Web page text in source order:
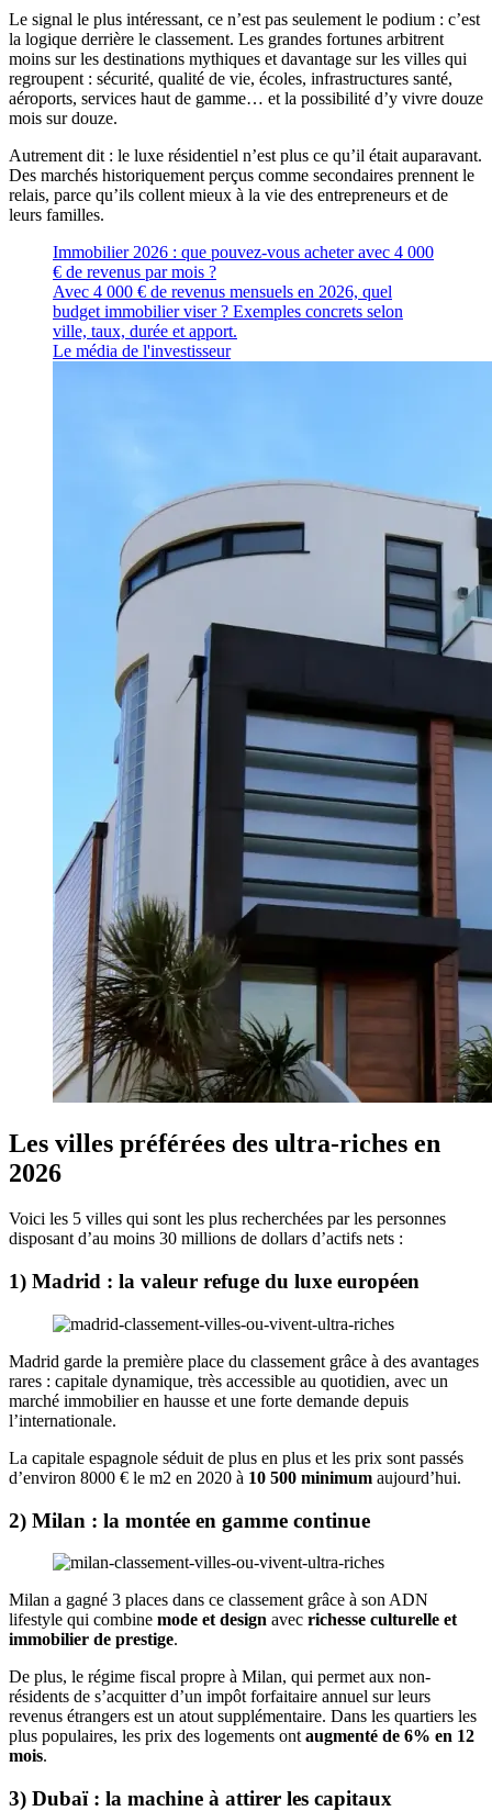
Le signal le plus intéressant, ce n’est pas seulement le podium : c’est
la logique derrière le classement. Les grandes fortunes arbitrent
moins sur les destinations mythiques et davantage sur les villes qui
regroupent : sécurité, qualité de vie, écoles, infrastructures santé,
aéroports, services haut de gamme… et la possibilité d’y vivre douze
mois sur douze.
Autrement dit : le luxe résidentiel n’est plus ce qu’il était auparavant.
Des marchés historiquement perçus comme secondaires prennent le
relais, parce qu’ils collent mieux à la vie des entrepreneurs et de
leurs familles.
Immobilier 2026 : que pouvez-vous acheter avec 4 000
€ de revenus par mois ?
Avec 4 000 € de revenus mensuels en 2026, quel
budget immobilier viser ? Exemples concrets selon
ville, taux, durée et apport.
Le média de l'investisseur
Les villes préférées des ultra-riches en
2026
Voici les 5 villes qui sont les plus recherchées par les personnes
disposant d’au moins 30 millions de dollars d’actifs nets :
1) Madrid : la valeur refuge du luxe européen
Madrid garde la première place du classement grâce à des avantages
rares : capitale dynamique, très accessible au quotidien, avec un
marché immobilier en hausse et une forte demande depuis
l’internationale.
La capitale espagnole séduit de plus en plus et les prix sont passés
d’environ 8000 € le m2 en 2020 à 10 500 minimum aujourd’hui.
2) Milan : la montée en gamme continue
Milan a gagné 3 places dans ce classement grâce à son ADN
lifestyle qui combine mode et design avec richesse culturelle et
immobilier de prestige.
De plus, le régime fiscal propre à Milan, qui permet aux non-
résidents de s’acquitter d’un impôt forfaitaire annuel sur leurs
revenus étrangers est un atout supplémentaire. Dans les quartiers les
plus populaires, les prix des logements ont augmenté de 6% en 12
mois.
3) Dubaï : la machine à attirer les capitaux